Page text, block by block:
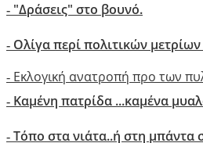
- "Δράσεις" στο βουνό.
- Ολίγα περί πολιτικών
- Εκλογική ανατροπή προ των
- Καμένη πατρίδα ...καμένα
- Τόπο στα νιάτα..ή στη μπάντα